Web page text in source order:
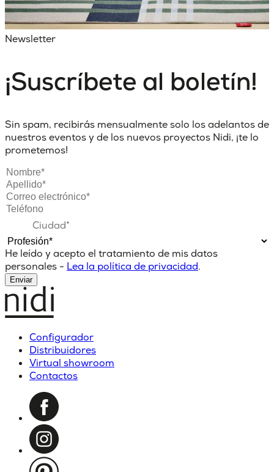
Newsletter
¡Suscríbete al boletín!
Sin spam, recibirás mensualmente solo los adelantos de
nuestros eventos y de los nuevos proyectos Nidi, ¡te lo
prometemos!
He leído y acepto el tratamiento de mis datos
personales - Lea la política de privacidad.
Enviar
Configurador
Distribuidores
Virtual showroom
Contactos